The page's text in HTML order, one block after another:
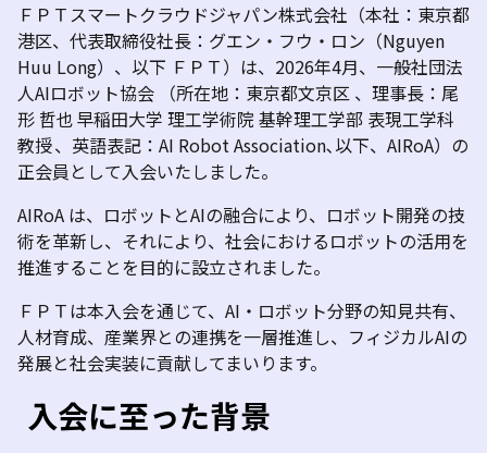
ＦＰＴスマートクラウドジャパン株式会社（本社：東京都
港区、代表取締役社長：グエン・フウ・ロン（Nguyen
Huu Long）、以下 ＦＰＴ）は、2026年4月、一般社団法
人AIロボット協会 （所在地：東京都文京区 、理事長：尾
形 哲也 早稲田大学 理工学術院 基幹理工学部 表現工学科
教授 、英語表記：AI Robot Association､以下、AIRoA）の
正会員として入会いたしました。
AIRoA は、ロボットとAIの融合により、ロボット開発の技
術を革新し、それにより、社会におけるロボットの活用を
推進することを目的に設立されました。
ＦＰＴは本入会を通じて、AI・ロボット分野の知見共有、
人材育成、産業界との連携を一層推進し、フィジカルAIの
発展と社会実装に貢献してまいります。
入会に至った背景